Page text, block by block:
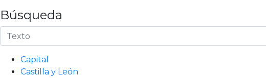
Búsqueda
Capital
Castilla y León